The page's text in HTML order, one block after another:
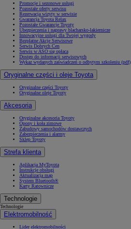
Promocje i sezonowe usługi
Pozostałe oferty serwisu
Rezerwacja wizyty w serwisie
Gwarancja Toyota Relax
Pozostałe Gwarancje Toyoty
Ubezpieczenia i naprawy blacharsko-lakiernicze
Innowacyjne usługi dla Twojej wygody
Bezpłatne Akcje Serwisowe
Serwis Dobrych Cen
Serwis w ASO się opłaca
Dostęp do informacji serwisowych
Wykaz wydanych zaświadczeń o odbytym szkoleniu (pdf)
Oryginalne części i oleje Toyota
Oryginalne części Toyoty
Oryginalne oleje Toyoty
Akcesoria
Oryginalne akcesoria Toyoty
Opony i koła zimowe
Zabudowy samochodów dostawczych
Zabezpieczenia i alarmy
Sklep Toyoty
Strefa klienta
Aplikacja MyToyota
Instrukcje obsługi
Aktualizacja map
System Bluetooth®
Karty Ratownicze
Technologie
Technologie
Elektromobilność
Lider elektromobilności